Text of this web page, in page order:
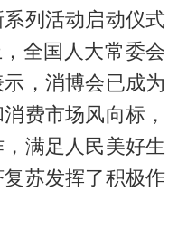
列活动启动仪式
，全国人大常委会
，消博会已成为
费市场风向标，
满足人民美好生
苏发挥了积极作